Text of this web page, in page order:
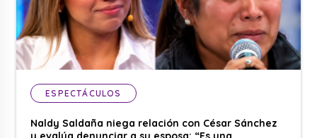
ESPECTÁCULOS
Naldy Saldaña niega relación con César Sánchez